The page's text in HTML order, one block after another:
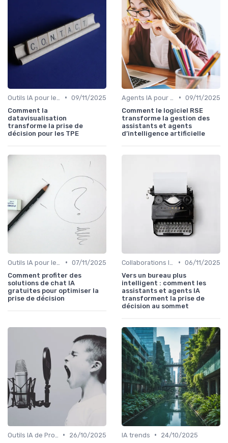
• 09/11/2025
Comment la
datavisualisation
transforme la prise de
décision pour les TPE
• 09/11/2025
Comment le logiciel RSE
transforme la gestion des
assistants et agents
d’intelligence artificielle
• 07/11/2025
Comment profiter des
solutions de chat IA
gratuites pour optimiser la
prise de décision
• 06/11/2025
Vers un bureau plus
intelligent : comment les
assistants et agents IA
transforment la prise de
décision au sommet
•
26/10/2025
IA trends •
24/10/2025